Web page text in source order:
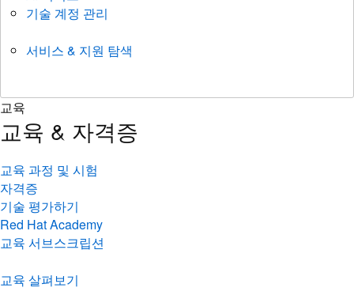
기술 계정 관리
서비스 & 지원 탐색
교육
교육 & 자격증
교육 과정 및 시험
자격증
기술 평가하기
Red Hat Academy
교육 서브스크립션
교육 살펴보기